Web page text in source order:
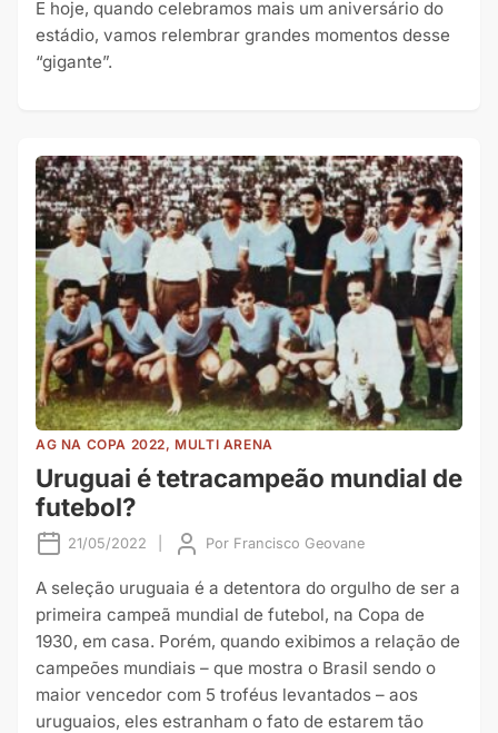
E hoje, quando celebramos mais um aniversário do
estádio, vamos relembrar grandes momentos desse
“gigante”.
AG NA COPA 2022, MULTI ARENA
Uruguai é tetracampeão mundial de
futebol?
21/05/2022 Por Francisco Geovane
A seleção uruguaia é a detentora do orgulho de ser a
primeira campeã mundial de futebol, na Copa de
1930, em casa. Porém, quando exibimos a relação de
campeões mundiais – que mostra o Brasil sendo o
maior vencedor com 5 troféus levantados – aos
uruguaios, eles estranham o fato de estarem tão